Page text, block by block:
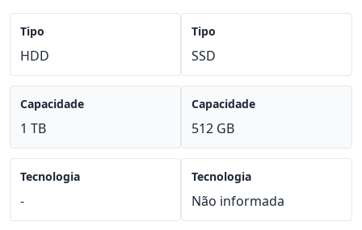
Tipo
HDD
Capacidade
1 TB
Tecnologia
-
Tipo
SSD
Capacidade
512 GB
Tecnologia
Não informada